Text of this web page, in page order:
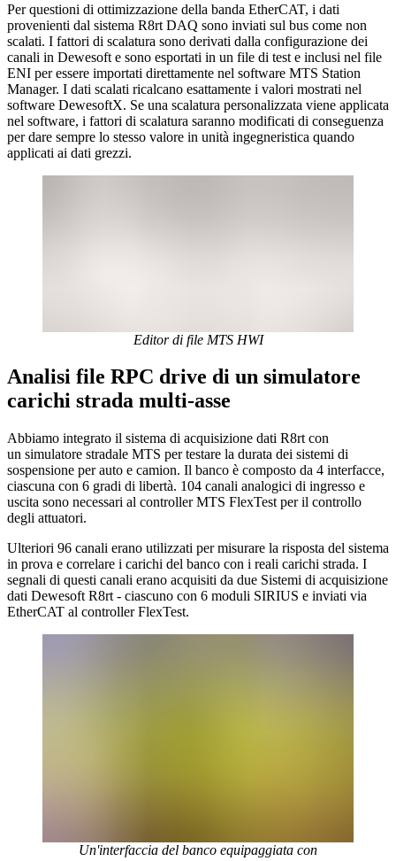
Per questioni di ottimizzazione della banda EtherCAT, i dati
provenienti dal sistema R8rt DAQ sono inviati sul bus come non
scalati. I fattori di scalatura sono derivati dalla configurazione dei
canali in Dewesoft e sono esportati in un file di test e inclusi nel file
ENI per essere importati direttamente nel software MTS Station
Manager. I dati scalati ricalcano esattamente i valori mostrati nel
software DewesoftX. Se una scalatura personalizzata viene applicata
nel software, i fattori di scalatura saranno modificati di conseguenza
per dare sempre lo stesso valore in unità ingegneristica quando
applicati ai dati grezzi.
Editor di file MTS HWI
Analisi file RPC drive di un simulatore
carichi strada multi-asse
Abbiamo integrato il sistema di acquisizione dati R8rt con
un simulatore stradale MTS per testare la durata dei sistemi di
sospensione per auto e camion. Il banco è composto da 4 interfacce,
ciascuna con 6 gradi di libertà. 104 canali analogici di ingresso e
uscita sono necessari al controller MTS FlexTest per il controllo
degli attuatori.
Ulteriori 96 canali erano utilizzati per misurare la risposta del sistema
in prova e correlare i carichi del banco con i reali carichi strada. I
segnali di questi canali erano acquisiti da due Sistemi di acquisizione
dati Dewesoft R8rt - ciascuno con 6 moduli SIRIUS e inviati via
EtherCAT al controller FlexTest.
Un'interfaccia del banco equipaggiata con